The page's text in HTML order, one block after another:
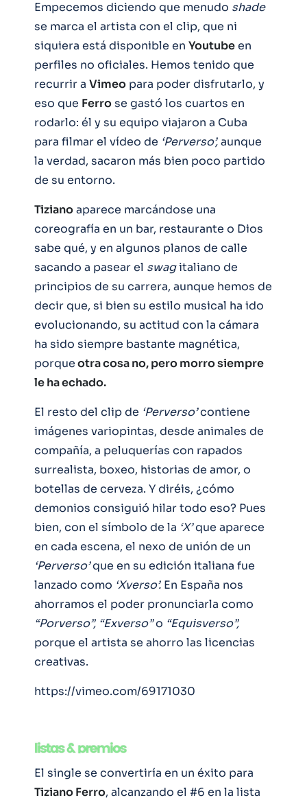
Empecemos diciendo que menudo shade
se marca el artista con el clip, que ni
siquiera está disponible en Youtubeen
perfiles no oficiales. Hemos tenido que
recurrir a Vimeo para poder disfrutarlo, y
eso que Ferrose gastó los cuartos en
rodarlo: él y su equipo viajaron a Cuba
para filmar el vídeo de ‘Perverso’,aunque
la verdad, sacaron más bien poco partido
de su entorno.
Tizianoaparece marcándose una
coreografía en un bar, restaurante o Dios
sabe qué, y en algunos planos de calle
sacando a pasear el swagitaliano de
principios de su carrera, aunque hemos de
decir que, si bien su estilo musical ha ido
evolucionando, su actitud con la cámara
ha sido siempre bastante magnética,
porqueotra cosa no, pero morro siempre
le ha echado.
El resto del clip de ‘Perverso’contiene
imágenes variopintas, desde animales de
compañía, a peluquerías con rapados
surrealista, boxeo, historias de amor, o
botellas de cerveza. Y diréis, ¿cómo
demonios consiguió hilar todo eso? Pues
bien, con el símbolo de la ‘X’que aparece
en cada escena, el nexo de unión de un
‘Perverso’que en su edición italiana fue
lanzado como ‘Xverso’. En España nos
ahorramos el poder pronunciarla como
“Porverso”, “Exverso”o “Equisverso”,
porque el artista se ahorro las licencias
creativas.
https://vimeo.com/69171030
El single se convertiría en un éxito para
Tiziano Ferro, alcanzando el #6 en la lista